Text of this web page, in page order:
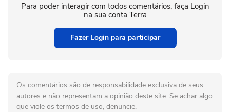
Para poder interagir com todos comentários, faça Login
na sua conta Terra
Fazer Login para participar
Os comentários são de responsabilidade exclusiva de seus
autores e não representam a opinião deste site. Se achar algo
que viole os termos de uso, denuncie.